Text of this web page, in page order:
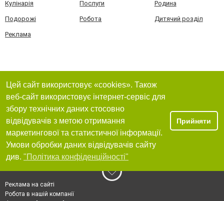
Кулінарія Послуги Родина
Подорожі Робота Дитячий розділ
Реклама
Цей сайт використовує «cookies». Також
веб-сайт використовує інтернет-сервіс для
збору технічних даних стосовно
відвідувачів з метою отримання
маркетингової та статистичної інформації.
Умови обробки даних відвідувачів сайту
див. "Політика конфіденційності"
Прийняти
Реклама на сайті
Робота в нашій компанії